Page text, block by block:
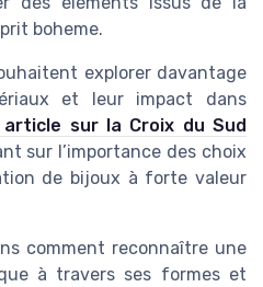
boheme.
explorer davantage
et leur impact dans
sur la Croix du Sud
sur l’importance des choix
de bijoux à forte valeur
comment reconnaître une
à travers ses formes et